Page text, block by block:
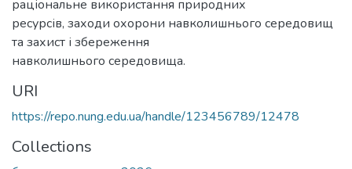
раціональне використання природних
ресурсів, заходи охорони навколишнього середовищ
та захист і збереження
навколишнього середовища.
URI
https://repo.nung.edu.ua/handle/123456789/12478
Collections